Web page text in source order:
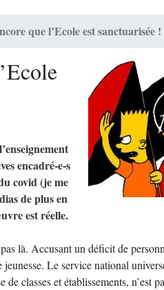
que l’Ecole est sanctuarisée !
encadré-e-s
covid (je me
de plus en
est réelle.
là. Accusant un déficit de
Le service national
classes et établissements, n’est